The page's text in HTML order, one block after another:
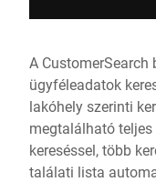
A
ügyféleadatok
lakóhely szerinti
megtalálható
kereséssel, több
találati lista